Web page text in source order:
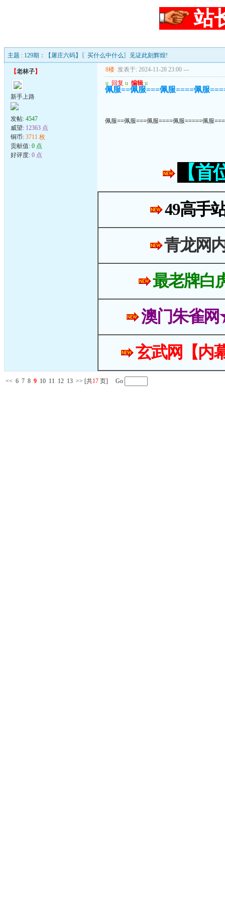
站
主题 : 129期：【屠庄六码】〖买什么中什么〗见证此刻辉煌!
【老林子】
新手上路
发帖: 4547
威望: 12363 点
铜币: 3711 枚
贡献值: 0 点
好评度: 0 点
8楼 发表于: 2024-11-28 23:00 ---
u 回复 u 编辑 u
佩服==佩服===佩服====佩服
佩服==佩服===佩服====佩服=====佩服
【
49高手
青龙网
最老牌白
澳门朱雀
玄武网【内
<< 6 7 8 9 10 11 12 13 >> [共17 页] Go